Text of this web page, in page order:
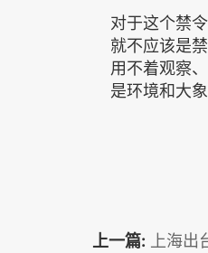
对于这个禁
就不应该是
用不着观察
是环境和大
上一篇: 上海